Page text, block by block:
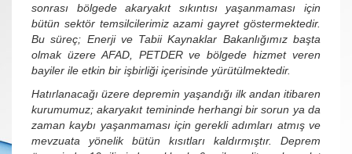
sonrası bölgede akaryakıt sıkıntısı yaşanmaması için
bütün sektör temsilcilerimiz azami gayret göstermektedir.
Bu süreç; Enerji ve Tabii Kaynaklar Bakanlığımız başta
olmak üzere AFAD, PETDER ve bölgede hizmet veren
bayiler ile etkin bir işbirliği içerisinde yürütülmektedir.
Hatırlanacağı üzere depremin yaşandığı ilk andan itibaren
kurumumuz; akaryakıt temininde herhangi bir sorun ya da
zaman kaybı yaşanmaması için gerekli adımları atmış ve
mevzuata yönelik bütün kısıtları kaldırmıştır. Deprem